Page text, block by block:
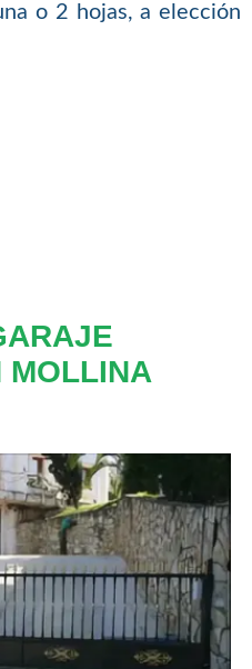
o 2 hojas, a elección
MOLLINA